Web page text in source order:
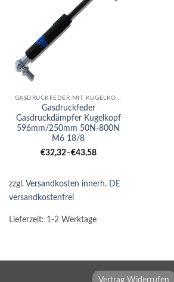
GASDRUCKFEDER MIT KUGELKOPF
Gasdruckfeder
Gasdruckdämpfer Kugelkopf
596mm/250mm 50N-800N
M6 18/8
€32,32–€43,58
zzgl. Versandkosten innerh. DE
versandkostenfrei
Lieferzeit: 1-2 Werktage
Vertrag Widerrufen